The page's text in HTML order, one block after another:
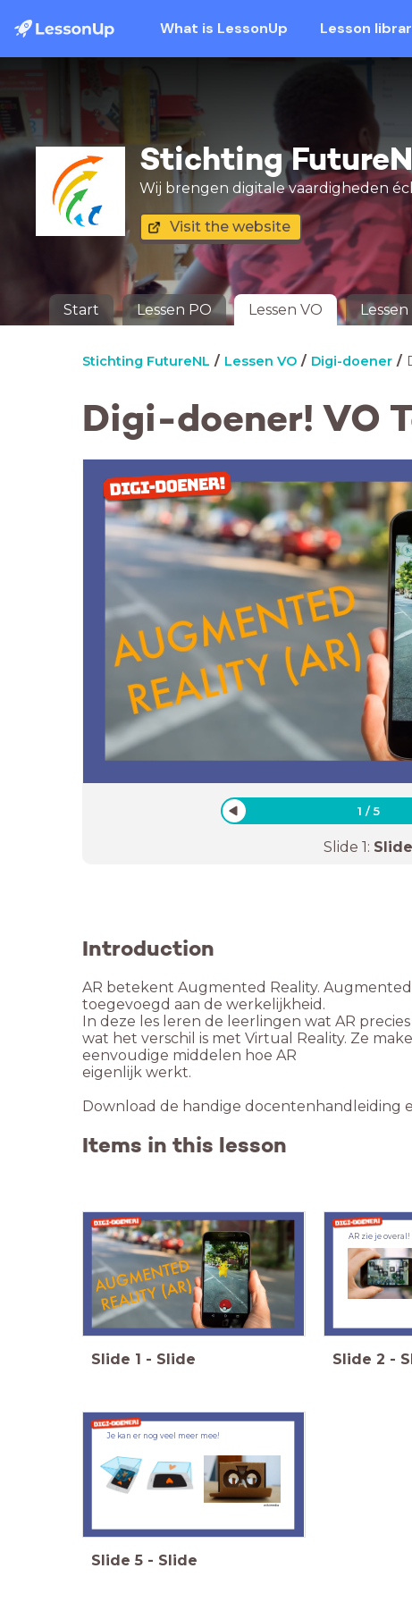
What is LessonUp Lesson
Stichting
Wij brengen digitale vaardigheden
Visit the website
Start Lessen PO Lessen VO
Stichting FutureNL Lessen VO Digi-doener
Digi-doener! VO
1 /5
Slide 1: Slide
Introduction
AR betekent Augmented Reality.
toegevoegd aan de werkelijkheid.
In deze les leren de leerlingen wat AR
wat het verschil is met Virtual Reality. Ze
eenvoudige middelen hoe AR
eigenlijk werkt.
Download de handige docentenhandleiding
Items in this lesson
Slide 1 - Slide
AR zie je overal!
Slide 2 -
wikimedia
Je kan er nog veel meer mee!
Slide 5 - Slide